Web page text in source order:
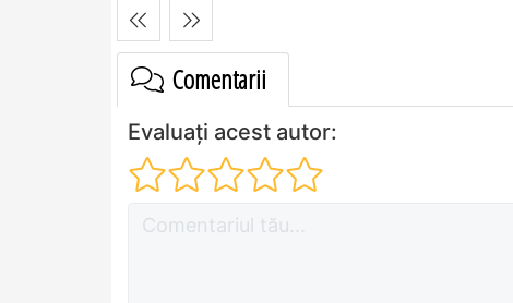
Comentarii
Evaluați acest autor: